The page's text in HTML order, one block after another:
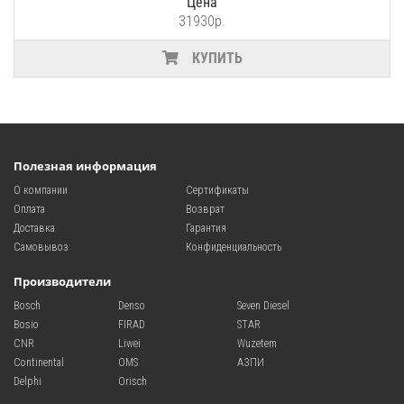
31930р.
КУПИТЬ
Полезная информация
О компании
Оплата
Доставка
Самовывоз
Сертификаты
Возврат
Гарантия
Конфиденциальность
Производители
Bosch
Bosio
CNR
Continental
Delphi
Denso
FIRAD
Liwei
OMS
Orisch
Seven Diesel
STAR
Wuzetem
АЗПИ